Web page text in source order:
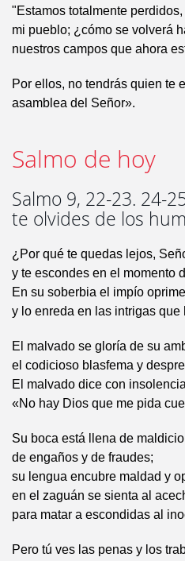
"Estamos totalmente
mi pueblo; ¿cómo se volverá
nuestros campos que ahora
Por ellos, no tendrás quien te
asamblea del Señor».
Salmo de hoy
Salmo 9, 22-23. 24-
te olvides de los
¿Por qué te quedas lejos,
y te escondes en el momento
En su soberbia el impío
y lo enreda en las intrigas que
El malvado se gloría de su
el codicioso blasfema y
El malvado dice con
«No hay Dios que me pida
Su boca está llena de
de engaños y de fraudes;
su lengua encubre maldad y
en el zaguán se sienta al
para matar a escondidas al
Pero tú ves las penas y los